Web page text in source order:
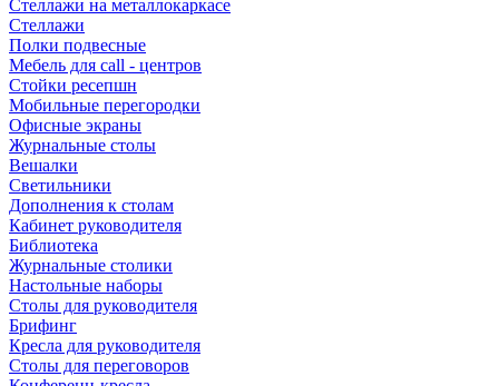
Стеллажи на металлокаркасе
Стеллажи
Полки подвесные
Мебель для call - центров
Стойки ресепшн
Мобильные перегородки
Офисные экраны
Журнальные столы
Вешалки
Светильники
Дополнения к столам
Кабинет руководителя
Библиотека
Журнальные столики
Настольные наборы
Столы для руководителя
Брифинг
Кресла для руководителя
Столы для переговоров